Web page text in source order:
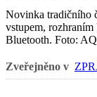
Novinka tradičního
vstupem,
Bluetooth. Foto: AQ
Zveřejněno v